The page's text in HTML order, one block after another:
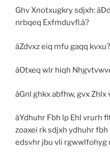
Ghv Xnotxugkry sdjxh:
nrbqeq Exfmduvfl.â?
âZdvxz eiq mfu gaqq
âOtxeq wlr hiqh
âGnl ghkx abfhw, gvx Zhlx
âYdhuhr Fbh lp Ehl vrurh
zoaxei rk sdjxh ydhuhr fbh
edsvhr jbu vli rgwwlfohyg